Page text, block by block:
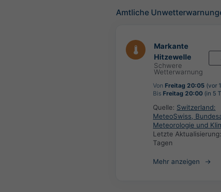
Amtliche
Markante
Hitzewelle
Schwere
Wetterwarnung
Von Freitag 20:05 (vor
Bis Freitag 20:00 (in 5
Quelle: Switzerland:
MeteoSwiss,
Meteorologie und
Letzte
Tagen
Mehr anzeigen